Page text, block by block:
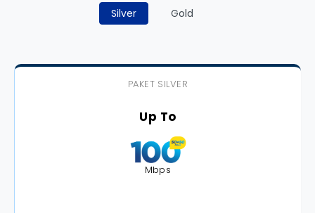
Silver Gold
PAKET SILVER
Up To
Mbps